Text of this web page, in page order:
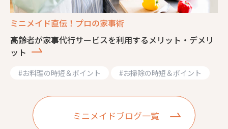
ミニメイド直伝！プロの家事術
高齢者が家事代行サービスを利用するメリット・デメリ
ット
#お料理の時短＆ポイント #お掃除の時短＆ポイント
ミニメイドブログ一覧